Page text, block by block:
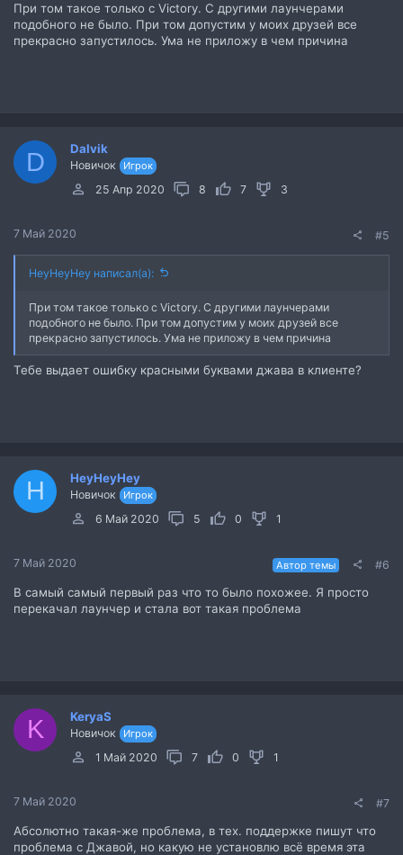
При том такое только с Victory. С другими лаунчерами
подобного не было. При том допустим у моих друзей все
прекрасно запустилось. Ума не приложу в чем причина
D Dalvik
Новичок Игрок
25 Апр 2020 8 7 3
7 Май 2020 #5
HeyHeyHey написал(а):
При том такое только с Victory. С другими лаунчерами
подобного не было. При том допустим у моих друзей все
прекрасно запустилось. Ума не приложу в чем причина
Тебе выдает ошибку красными буквами джава в клиенте?
H HeyHeyHey
Новичок Игрок
6 Май 2020 5 0 1
7 Май 2020 Автор темы #6
В самый самый первый раз что то было похожее. Я просто
перекачал лаунчер и стала вот такая проблема
K KeryaS
Новичок Игрок
1 Май 2020 7 0 1
7 Май 2020 #7
Абсолютно такая-же проблема, в тех. поддержке пишут что
проблема с Джавой, но какую не установлю всё время эта